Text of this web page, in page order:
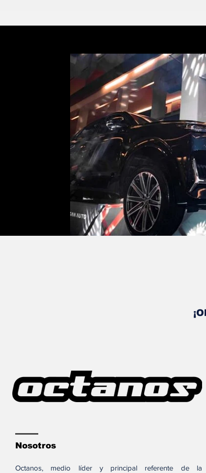
Nosotros
Octanos, medio líder y principal referente de la